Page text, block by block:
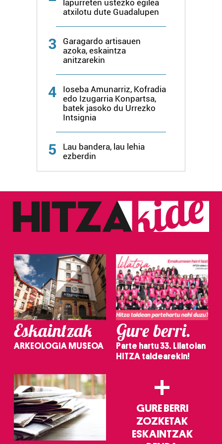
lapurreten ustezko egilea
atxilotu dute Guadalupen
3
Garagardo artisauen
azoka, eskaintza
anitzarekin
4
Ioseba Amunarriz, Kofradia
edo Izugarria Konpartsa,
batek jasoko du Urrezko
Intsignia
5
Lau bandera, lau lehia
ezberdin
Eskaintzak
ARKEOLOGIA MUSEOA
Gure berri.
Parte hartu 33. Lilatoian
HITZA taldearekin!
+
GURE BERRI
ZOZKETAK
ESKAINTZAK